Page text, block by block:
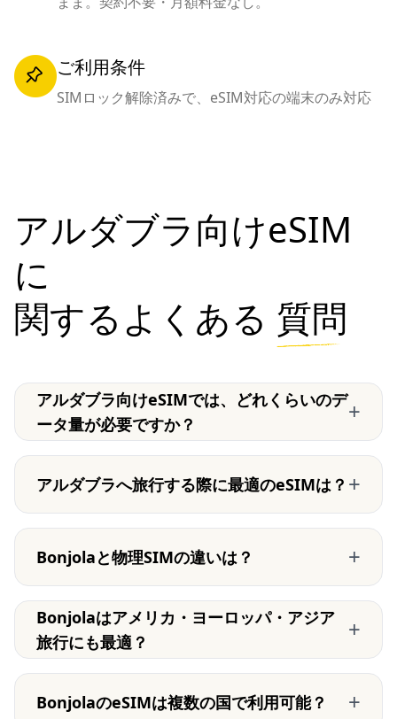
ご利用条件
SIMロック解除済みで、eSIM対応の端末のみ対応
アルダブラ向けeSIM
に
関するよくある 質問
アルダブラ向けeSIMでは、どれくらいのデ
ータ量が必要ですか？
+
アルダブラへ旅行する際に最適のeSIMは？ +
Bonjolaと物理SIMの違いは？ +
Bonjolaはアメリカ・ヨーロッパ・アジア
旅行にも最適？
+
BonjolaのeSIMは複数の国で利用可能？ +